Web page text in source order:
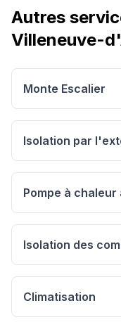
Autres
Villeneuve-
Monte Escalier
Isolation par
Pompe à chaleur
Isolation des
Climatisation